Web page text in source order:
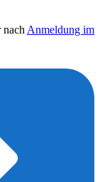
Anmeldung im